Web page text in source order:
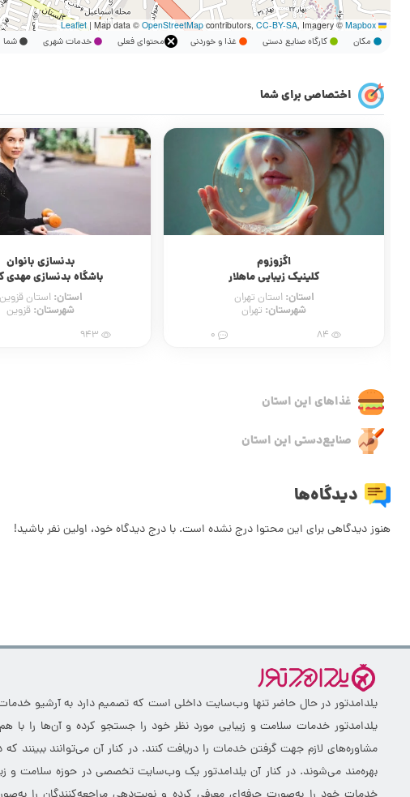
Leaflet
| Map data © OpenStreetMapcontributors, CC-BY-SA, Imagery © Mapbox
مکان کارگاه صنایع دستی غذا و خوردنی محتوای فعلی خدمات شهری شما
اختصاصی برای شما
اگزوزوم
کلینیک زیبایی ماهلار
استان:استان تهران
شهرستان: تهران
بدنسازی بانوان
باشگاه بدنسازی مهدی
استان:استان قزوین
شهرستان: قزوین
غذاهای این استان
صنایع‌دستی این استان
دیدگاه‌ها
هنوز دیدگاهی برای این محتوا درج نشده است. با درج دیدگاه خود، اولین نفر باشید!
یلدامدتور در حال حاضر تنها وب‌سایت داخلی است که تصمیم دارد به آرشیو خدمات
یلدامدتور خدمات سلامت و زیبایی مورد نظر خود را جستجو کرده و آن‌ها را با
مشاوره‌های لازم جهت گرفتن خدمات را دریافت کنند. در کنار آن می‌توانند ببینند
بهره‌مند می‌شوند. در کنار آن یلدامدتور یک وب‌سایت تخصصی در حوزه سلامت و